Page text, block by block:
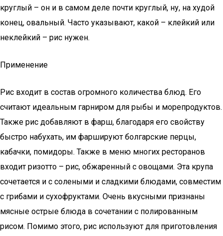
круглый – он и в самом деле почти круглый, ну, на худой
конец, овальный. Часто указывают, какой – клейкий или
неклейкий – рис нужен.
Применение
Рис входит в состав огромного количества блюд. Его
считают идеальным гарниром для рыбы и морепродуктов.
Также рис добавляют в фарш, благодаря его свойству
быстро набухать, им фаршируют болгарские перцы,
кабачки, помидоры. Также в меню многих ресторанов
входит ризотто – рис, обжаренный с овощами. Эта крупа
сочетается и с солеными и сладкими блюдами, совместим
с грибами и сухофруктами. Очень вкусными признаны
мясные острые блюда в сочетании с полированным
рисом. Помимо этого, рис используют для приготовления